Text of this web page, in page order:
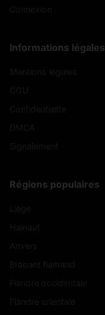
Informations légales
Régions populaires